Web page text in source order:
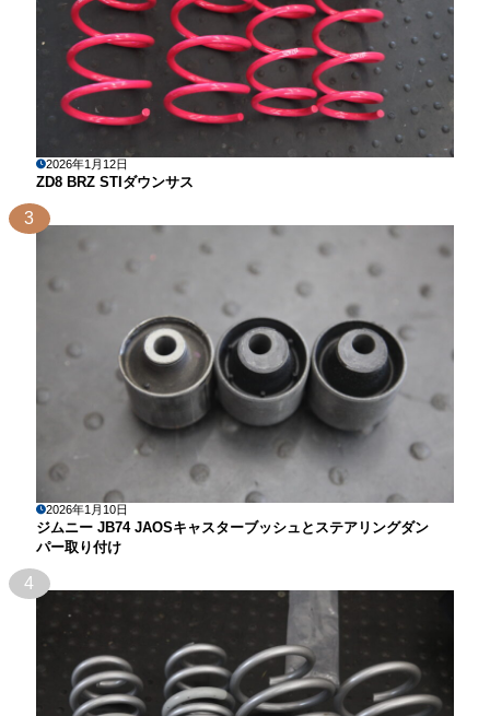
2026年1月12日
ZD8 BRZ STIダウンサス
3
2026年1月10日
ジムニー JB74 JAOSキャスターブッシュとステアリングダン
パー取り付け
4